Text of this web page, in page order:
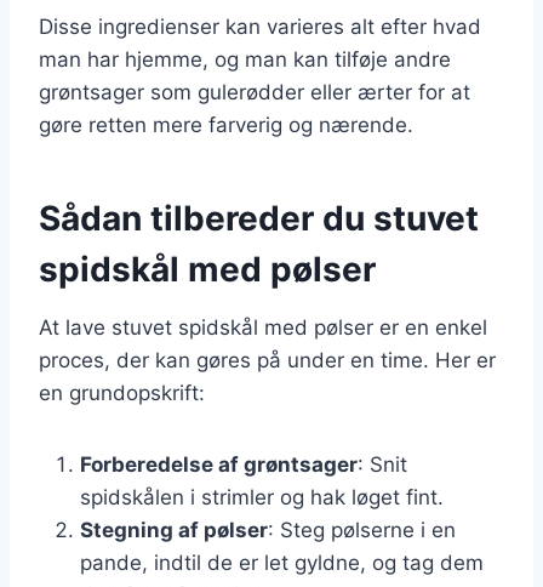
Disse ingredienser kan varieres alt efter hvad
man har hjemme, og man kan tilføje andre
grøntsager som gulerødder eller ærter for at
gøre retten mere farverig og nærende.
Sådan tilbereder du stuvet
spidskål med pølser
At lave stuvet spidskål med pølser er en enkel
proces, der kan gøres på under en time. Her er
en grundopskrift:
Forberedelse af grøntsager: Snit
spidskålen i strimler og hak løget fint.
Stegning af pølser: Steg pølserne i en
pande, indtil de er let gyldne, og tag dem